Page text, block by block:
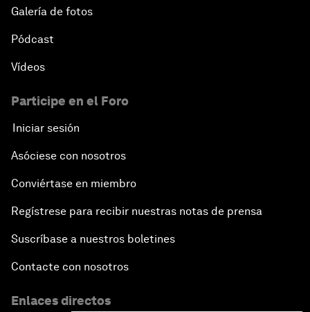
Galería de fotos
Pódcast
Vídeos
Participe en el Foro
Iniciar sesión
Asóciese con nosotros
Conviértase en miembro
Regístrese para recibir nuestras notas de prensa
Suscríbase a nuestros boletines
Contacte con nosotros
Enlaces directos